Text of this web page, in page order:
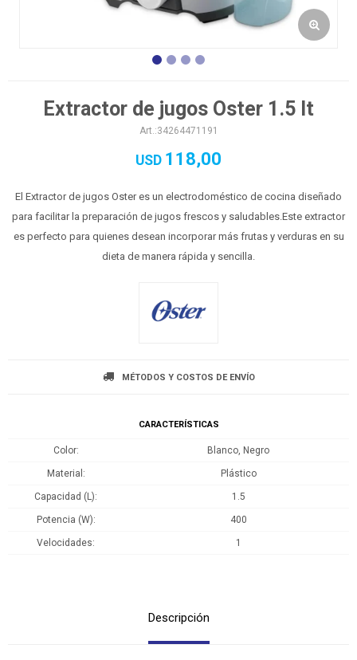
Extractor de jugos Oster 1.5 lt
34264471191
USD 118,00
El Extractor de jugos Oster es un electrodoméstico de cocina diseñado
para facilitar la preparación de jugos frescos y saludables.Este extractor
es perfecto para quienes desean incorporar más frutas y verduras en su
dieta de manera rápida y sencilla.
MÉTODOS Y COSTOS DE ENVÍO
CARACTERÍSTICAS
Color Blanco, Negro
Material Plástico
Capacidad (L) 1.5
Potencia (W) 400
Velocidades 1
Descripción